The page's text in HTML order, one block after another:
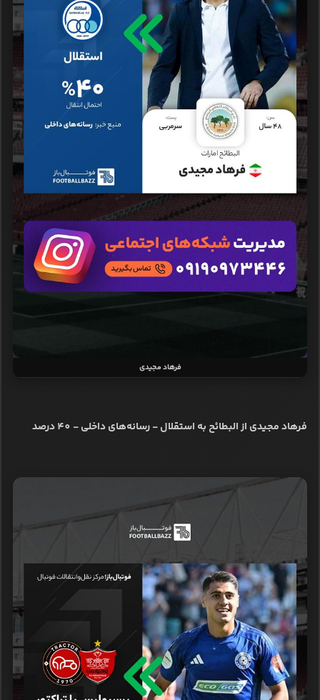
فرهاد مجیدی
فرهاد مجیدی از البطائح به استقلال - رسانه‌های داخلی - 40 درصد